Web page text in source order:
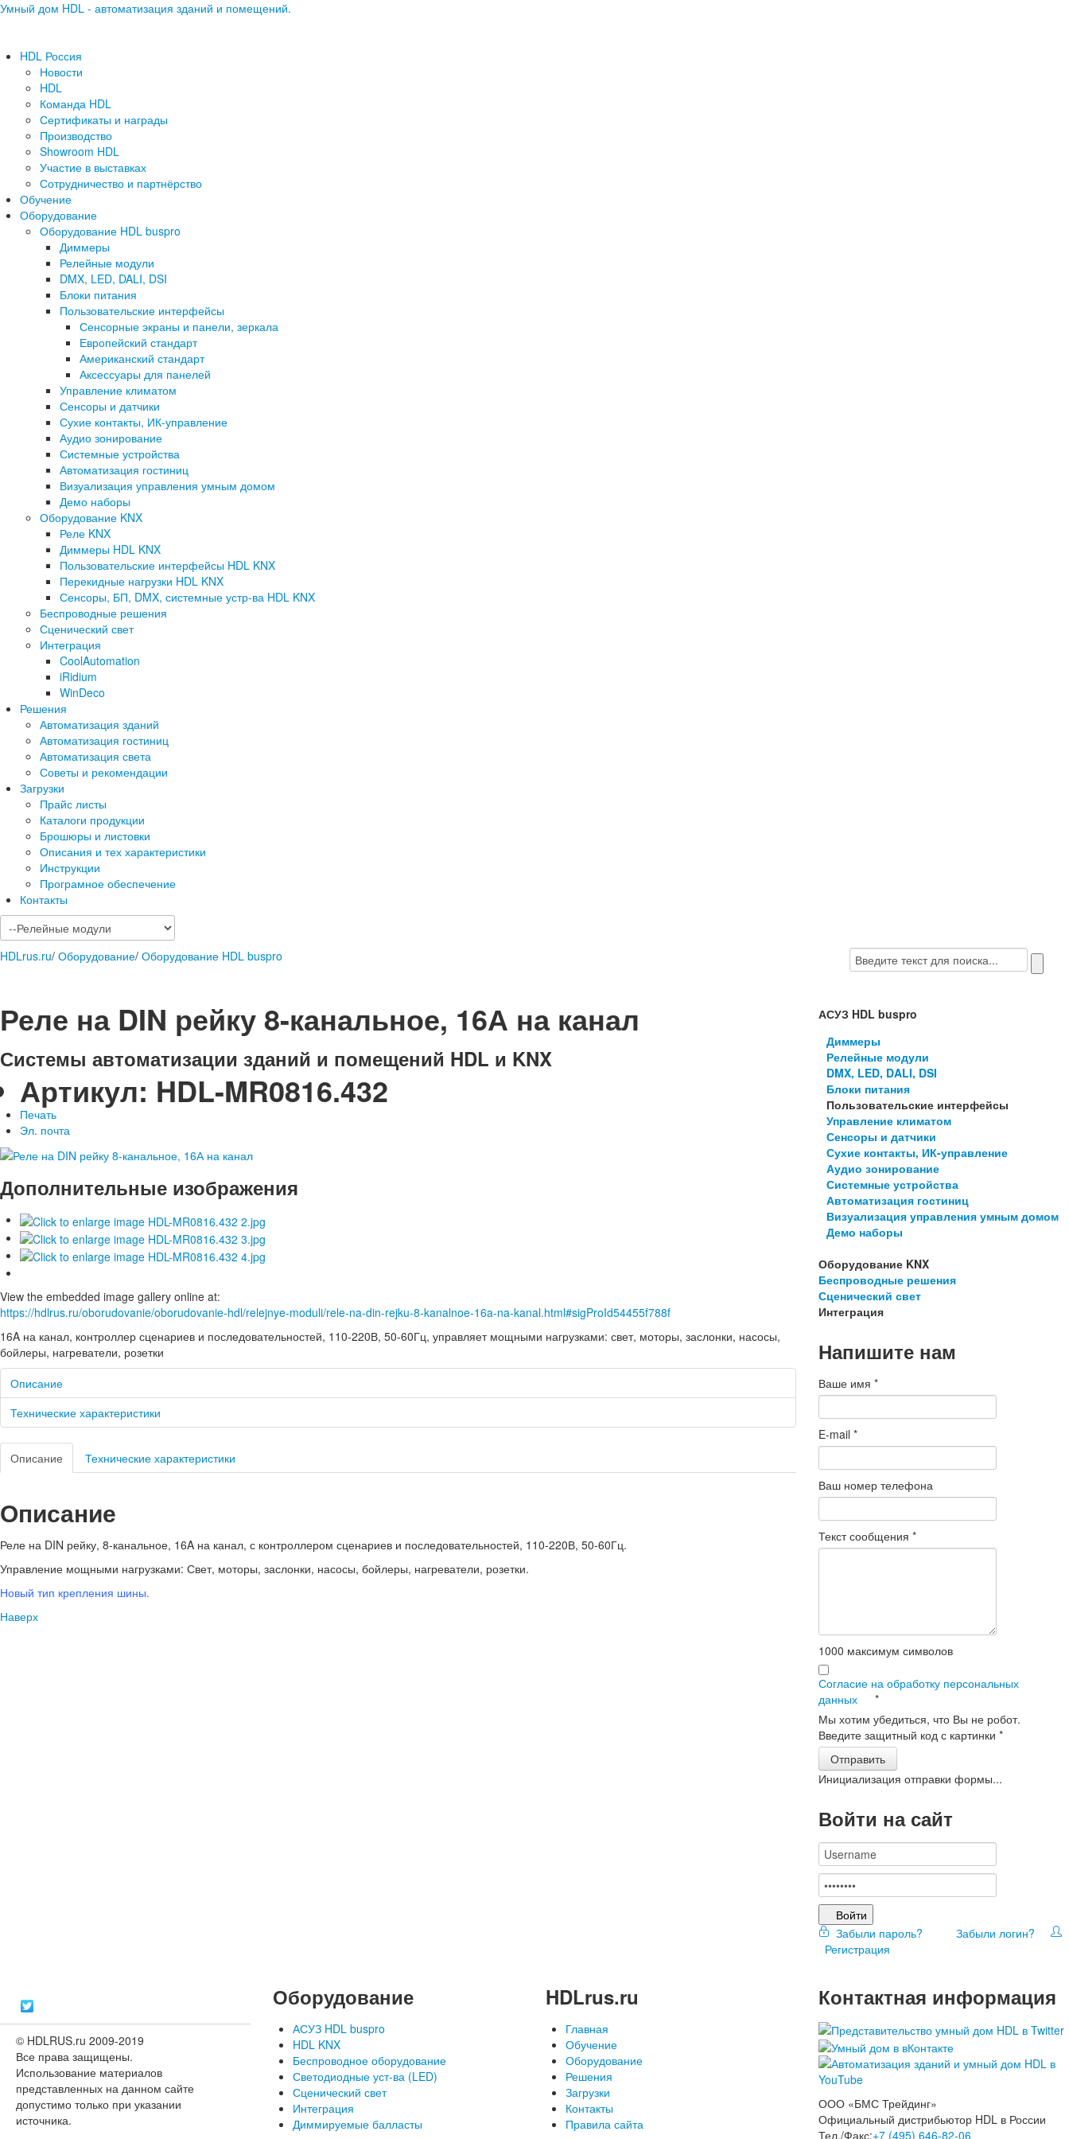
Умный дом HDL - автоматизация зданий и помещений.
HDL Россия
Новости
HDL
Команда HDL
Сертификаты и награды
Производство
Showroom HDL
Участие в выставках
Сотрудничество и партнёрство
Обучение
Оборудование
Оборудование HDL buspro
Диммеры
Релейные модули
DMX, LED, DALI, DSI
Блоки питания
Пользовательские интерфейсы
Сенсорные экраны и панели, зеркала
Европейский стандарт
Американский стандарт
Аксессуары для панелей
Управление климатом
Сенсоры и датчики
Сухие контакты, ИК-управление
Аудио зонирование
Системные устройства
Автоматизация гостиниц
Визуализация управления умным домом
Демо наборы
Оборудование KNX
Реле KNX
Диммеры HDL KNX
Пользовательские интерфейсы HDL KNX
Перекидные нагрузки HDL KNX
Сенсоры, БП, DMX, системные устр-ва HDL KNX
Беспроводные решения
Сценический свет
Интеграция
CoolAutomation
iRidium
WinDeco
Решения
Автоматизация зданий
Автоматизация гостиниц
Автоматизация света
Советы и рекомендации
Загрузки
Прайс листы
Каталоги продукции
Брошюры и листовки
Описания и тех характеристики
Инструкции
Програмное обеспечение
Контакты
HDLrus.ru/ Оборудование/ Оборудование HDL buspro
Реле на DIN рейку 8-канальное, 16А на канал
Системы автоматизации зданий и помещений HDL и KNX
Артикул: HDL-MR0816.432
Печать
Эл. почта
Дополнительные изображения
View the embedded image gallery online at:
https://hdlrus.ru/oborudovanie/oborudovanie-hdl/relejnye-moduli/rele-na-din-rejku-8-kanalnoe-16a-na-kanal.html#sigProId54455f788f
16A на канал, контроллер сценариев и последовательностей, 110-220В, 50-60Гц, управляет мощными нагрузками: свет, моторы, заслонки, насосы,
бойлеры, нагреватели, розетки
Описание
Технические характеристики
Описание Технические характеристики
Описание
Реле на DIN рейку, 8-канальное, 16A на канал, с контроллером сценариев и последовательностей, 110-220В, 50-60Гц.
Управление мощными нагрузками: Свет, моторы, заслонки, насосы, бойлеры, нагреватели, розетки.
Новый тип крепления шины.
Наверх
АСУЗ HDL buspro
Диммеры
Релейные модули
DMX, LED, DALI, DSI
Блоки питания
Пользовательские интерфейсы
Управление климатом
Сенсоры и датчики
Сухие контакты, ИК-управление
Аудио зонирование
Системные устройства
Автоматизация гостиниц
Визуализация управления умным домом
Демо наборы
Оборудование KNX
Беспроводные решения
Сценический свет
Интеграция
Напишите нам
Ваше имя*
E-mail*
Ваш номер телефона
Текст сообщения*
1000 максимум символов
Согласие на обработку персональных
данных
*
Мы хотим убедиться, что Вы не робот.
Введите защитный код с картинки*
Отправить
Инициализация отправки формы...
Войти на сайт
Войти
Забыли пароль?
Забыли логин?
Регистрация
© HDLRUS.ru 2009-2019
Все права защищены.
Использование материалов
представленных на данном сайте
допустимо только при указании
источника.
Оборудование
АСУЗ HDL buspro
HDL KNX
Беспроводное оборудование
Светодиодные уст-ва (LED)
Сценический свет
Интеграция
Диммируемые балласты
HDLrus.ru
Главная
Обучение
Оборудование
Решения
Загрузки
Контакты
Правила сайта
Контактная информация
ООО «БМС Трейдинг»
Официальный дистрибьютор HDL в России
Тел./Факс:+7 (495) 646-82-06